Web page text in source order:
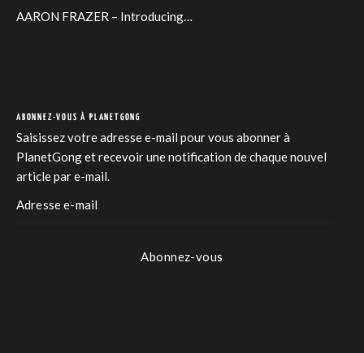
AARON FRAZER – Introducing…
ABONNEZ-VOUS À PLANETGONG
Saisissez votre adresse e-mail pour vous abonner à
PlanetGong et recevoir une notification de chaque nouvel
article par e-mail.
Abonnez-vous